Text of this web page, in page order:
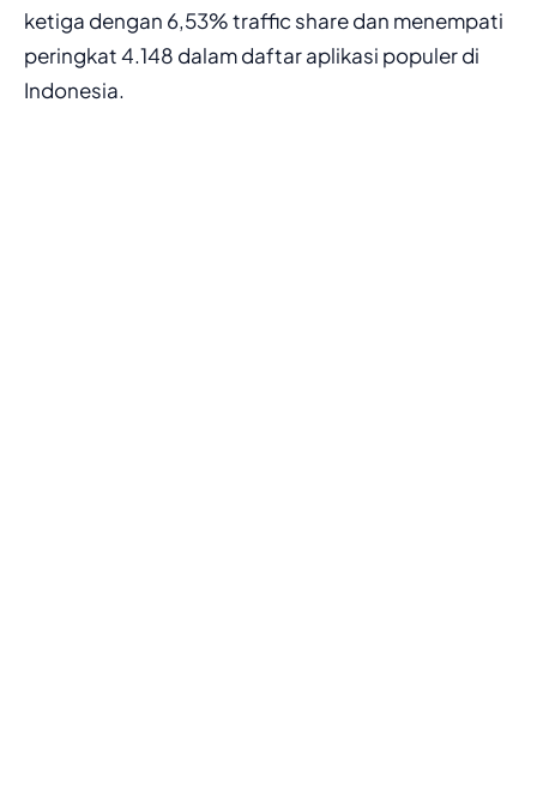
ketiga dengan 6,53% traffic share dan menempati
peringkat 4.148 dalam daftar aplikasi populer di
Indonesia.